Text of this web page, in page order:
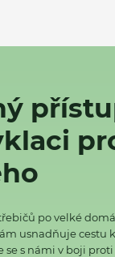
po velké
usnadňuje cestu
se s námi v boji